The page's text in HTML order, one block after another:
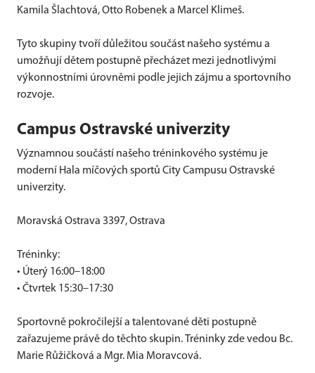
Kamila Šlachtová, Otto Robenek a Marcel Klimeš.
Tyto skupiny tvoří důležitou součást našeho systému a
umožňují dětem postupně přecházet mezi jednotlivými
výkonnostními úrovněmi podle jejich zájmu a sportovního
rozvoje.
Campus Ostravské univerzity
Významnou součástí našeho tréninkového systému je
moderní Hala míčových sportů City Campusu Ostravské
univerzity.
Moravská Ostrava 3397, Ostrava
Tréninky:
• Úterý 16:00–18:00
• Čtvrtek 15:30–17:30
Sportovně pokročilejší a talentované děti postupně
zařazujeme právě do těchto skupin. Tréninky zde vedou Bc.
Marie Růžičková a Mgr. Mia Moravcová.